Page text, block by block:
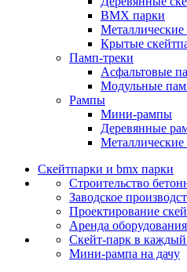
BMX парки
Металлические
Крытые
Памп‑треки
Асфальтовые
Модульные
Рампы
Мини-рампы
Деревянные
Скейтпарки и bmx парки
Строительство
Заводское
Проектирование
Аренда оборудования
Скейт-парк в
Мини-рампа на дачу